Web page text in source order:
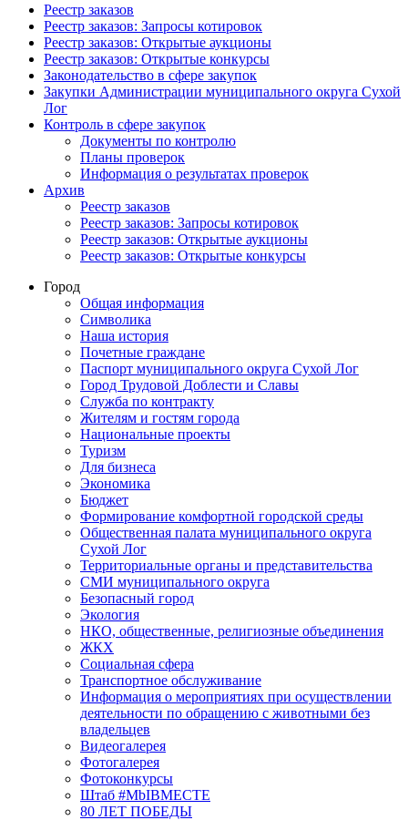
Реестр заказов
Реестр заказов: Запросы котировок
Реестр заказов: Открытые аукционы
Реестр заказов: Открытые конкурсы
Законодательство в сфере закупок
Закупки Администрации муниципального округа Сухой
Лог
Контроль в сфере закупок
Документы по контролю
Планы проверок
Информация о результатах проверок
Архив
Реестр заказов
Реестр заказов: Запросы котировок
Реестр заказов: Открытые аукционы
Реестр заказов: Открытые конкурсы
Город
Общая информация
Символика
Наша история
Почетные граждане
Паспорт муниципального округа Сухой Лог
Город Трудовой Доблести и Славы
Служба по контракту
Жителям и гостям города
Национальные проекты
Туризм
Для бизнеса
Экономика
Бюджет
Формирование комфортной городской среды
Общественная палата муниципального округа
Сухой Лог
Территориальные органы и представительства
СМИ муниципального округа
Безопасный город
Экология
НКО, общественные, религиозные объединения
ЖКХ
Социальная сфера
Транспортное обслуживание
Информация о мероприятиях при осуществлении
деятельности по обращению с животными без
владельцев
Видеогалерея
Фотогалерея
Фотоконкурсы
Штаб #MbIBMECTE
80 ЛЕТ ПОБЕДЫ